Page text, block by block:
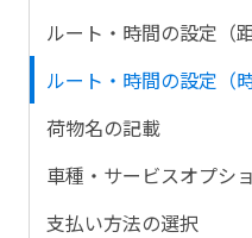
ルート・時間の設定（
ルート・時間の設定（
荷物名の記載
車種・サービスオプシ
支払い方法の選択